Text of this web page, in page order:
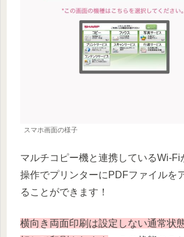
スマホ画面の様子
マルチコピー機と連携しているWi-Fi
操作でプリンターにPDFファイルを
ることができます！
横向き両面印刷は設定しない通常状